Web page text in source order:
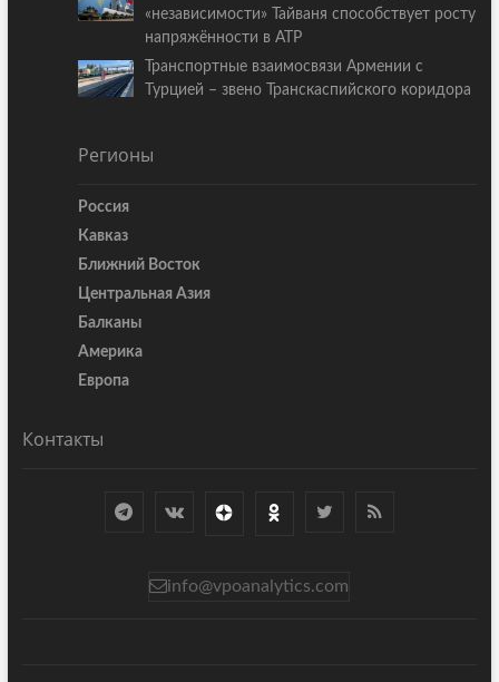
«независимости» Тайваня способствует росту
напряжённости в АТР
Транспортные взаимосвязи Армении с
Турцией – звено Транскаспийского коридора
Регионы
Россия
Кавказ
Ближний Восток
Центральная Азия
Балканы
Америка
Европа
Контакты
info@vpoanalytics.com